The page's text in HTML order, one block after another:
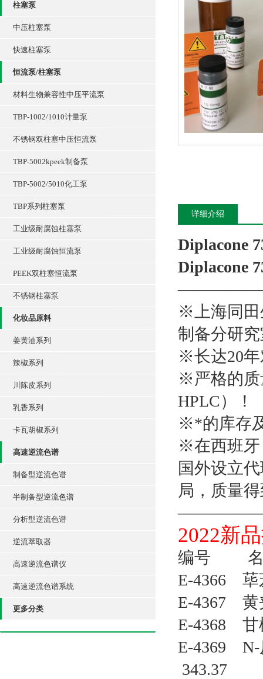
柱塞泵
中压柱塞泵
快速柱塞泵
恒流泵/柱塞泵
材料生物兼容性中压平流泵
TBP-1002/1010计量泵
不锈钢双柱塞中压恒流泵
TBP-5002kpeek制备泵
TBP-5002/5010化工泵
TBP系列柱塞泵
工业级耐腐蚀柱塞泵
工业级耐腐蚀恒流泵
PEEK双柱塞恒流泵
不锈钢柱塞泵
化妆品原料
姜黄油系列
辣椒系列
川陈皮系列
乳香系列
卡瓦胡椒系列
高速逆流色谱
制备型逆流色谱
半制备型逆流色谱
分析型逆流色谱
逆流萃取器
高速逆流色谱仪
高速逆流色谱系统
更多分类
详细介绍
Diplacone
Diplacone
※上海同田
制备分研
※长达20年
※严格的质
HPLC）！
※*的库存
※在西班牙
国外设立
局，质量
2022新
编号
E-4366 荜
E-4367 黄
E-4368 甘
E-4369 N-
343.37